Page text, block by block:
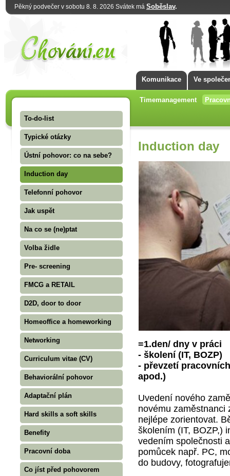
Pěkný podvečer v sobotu 8. 8. 2026 Svátek má Soběslav.
Komunikace Ve
Timemanagement
To-do-list
Typické otázky
Ústní pohovor: co na sebe?
Induction day
Telefonní pohovor
Jak uspět
Na co se (ne)ptat
Volba židle
Pre- screening
FMCG a RETAIL
D2D, door to door
Homeoffice a homeworking
Networking
Curriculum vitae (CV)
Behaviorální pohovor
Adaptační plán
Hard skills a soft skills
Benefity
Pracovní doba
Co jíst před pohovorem
Induction day
=1.den/ dny v práci
- školení (IT, BOZP)
- převzetí
apod.)
Uvedení nového
novému zaměstnanci
nejlépe zorientovat.
školením (IT, BOZP,)
vedením společnosti
pomůcek např. PC,
do budovy,